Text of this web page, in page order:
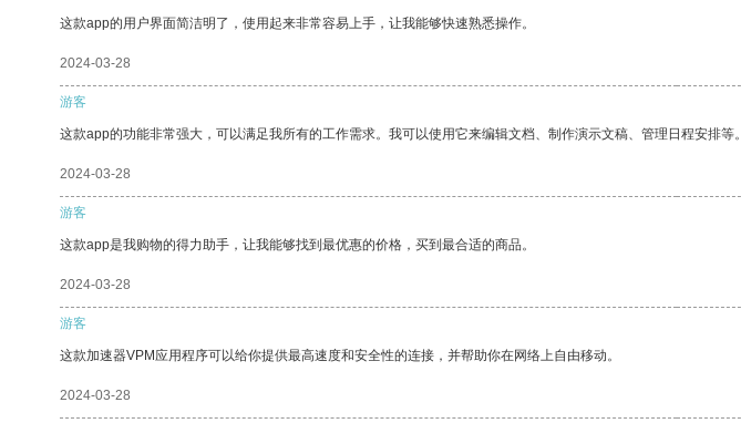
这款app的用户界面简洁明了，使用起来非常容易上手，让我能够快速熟悉操作。
2024-03-28
游客
这款app的功能非常强大，可以满足我所有的工作需求。我可以使用它来编辑文档、制作演示文稿、管理日程安排等。
2024-03-28
游客
这款app是我购物的得力助手，让我能够找到最优惠的价格，买到最合适的商品。
2024-03-28
游客
这款加速器VPM应用程序可以给你提供最高速度和安全性的连接，并帮助你在网络上自由移动。
2024-03-28